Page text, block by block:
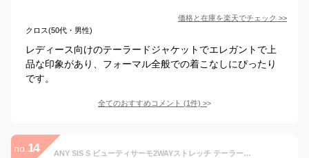
価格と在庫を楽天でチェック >>
クロス(50代・男性)
レディース向けのテーラードジャケットでエレガントで上
品な印象があり、フォーマル全般での着こなしにぴったり
です。
全てのおすすめコメント (1件) >
no. 14 ANY SIS S ビューティサーモ2WAYストレッチ テーラードジャケット エニィスィス ジャケット・アウター テーラードジャケット・ブレザー グレー ネイビー【送料無料】